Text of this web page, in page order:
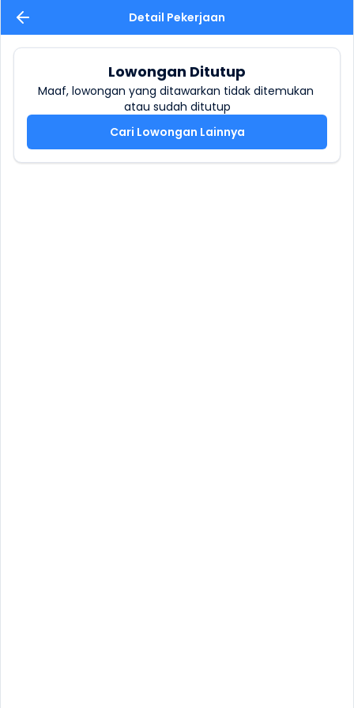
Detail Pekerjaan
Lowongan Ditutup
Maaf, lowongan yang ditawarkan tidak ditemukan
atau sudah ditutup
Cari Lowongan Lainnya